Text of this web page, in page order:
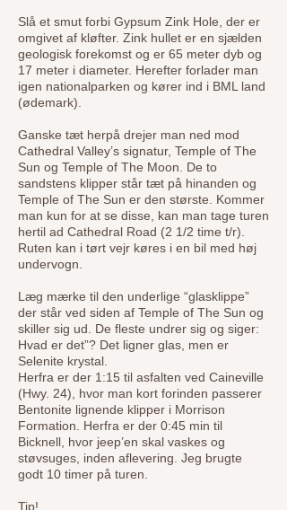
Slå et smut forbi Gypsum Zink Hole, der er
omgivet af kløfter. Zink hullet er en sjælden
geologisk forekomst og er 65 meter dyb og
17 meter i diameter. Herefter forlader man
igen nationalparken og kører ind i BML land
(ødemark).
Ganske tæt herpå drejer man ned mod
Cathedral Valley’s signatur, Temple of The
Sun og Temple of The Moon. De to
sandstens klipper står tæt på hinanden og
Temple of The Sun er den største. Kommer
man kun for at se disse, kan man tage turen
hertil ad Cathedral Road (2 1/2 time t/r).
Ruten kan i tørt vejr køres i en bil med høj
undervogn.
Læg mærke til den underlige “glasklippe”
der står ved siden af Temple of The Sun og
skiller sig ud. De fleste undrer sig og siger:
Hvad er det”? Det ligner glas, men er
Selenite krystal.
Herfra er der 1:15 til asfalten ved Caineville
(Hwy. 24), hvor man kort forinden passerer
Bentonite lignende klipper i Morrison
Formation. Herfra er der 0:45 min til
Bicknell, hvor jeep’en skal vaskes og
støvsuges, inden aflevering. Jeg brugte
godt 10 timer på turen.
Tip!